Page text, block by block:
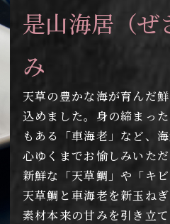
是山海居（ぜ
み
天草の豊かな海が育んだ
込めました。身の締まっ
もある「車海老」など、
心ゆくまでお愉しみいただ
新鮮な「天草鯛」や「キ
天草鯛と車海老を新玉ね
素材本来の甘みを引き立て